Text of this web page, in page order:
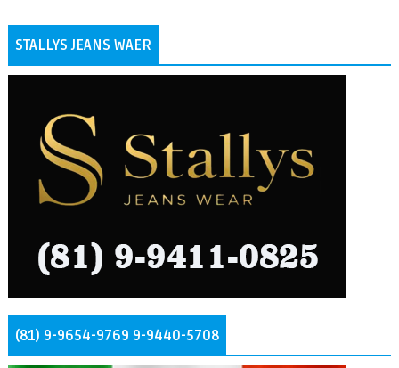
STALLYS JEANS WAER
(81) 9-9654-9769 9-9440-5708